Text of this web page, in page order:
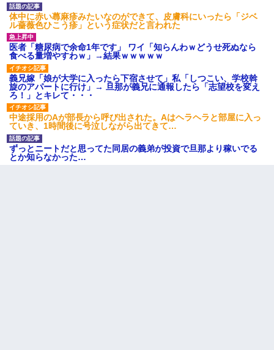
結婚生活10ヶ月目で嫁から一方的に「もう冷めた」と離婚切り出
された
[緊急]ベロベロの女に声をかけて行為してきた結果
私（23）冗談のつもりで上司（27）に胸を揉ませた結果・・・
旦那の元嫁「離婚したとはいえ、私が本来の妻。許可なく結婚す
るなんてどういう神経してるの？離婚届を記入して持って来い」
→笑いが止まらなくなり・・・
体中に赤い蕁麻疹みたいなのができて、皮膚科にいったら「ジベ
ル薔薇色ひこう疹」という症状だと言われた
医者「糖尿病で余命1年です」 ワイ「知らんわｗどうせ死ぬなら
食べる量増やすわｗ」→結果ｗｗｗｗｗ
義兄嫁「娘が大学に入ったら下宿させて」私「しつこい、学校斡
旋のアパートに行け」→ 旦那が義兄に通報したら「志望校を変え
ろ！」とキレて・・・
中途採用のAが部長から呼び出された。Aはヘラヘラと部屋に入っ
ていき、1時間後に号泣しながら出てきて…
ずっとニートだと思ってた同居の義弟が投資で旦那より稼いでる
とか知らなかった…